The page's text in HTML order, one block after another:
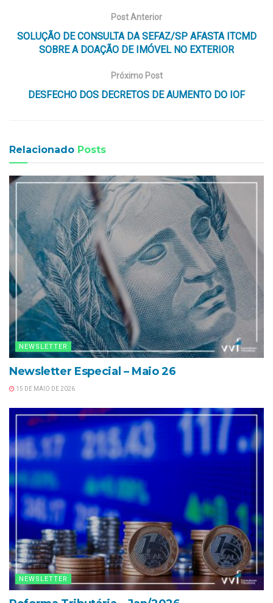
Post Anterior
SOLUÇÃO DE CONSULTA DA SEFAZ/SP AFASTA ITCMD
SOBRE A DOAÇÃO DE IMÓVEL NO EXTERIOR
Próximo Post
DESFECHO DOS DECRETOS DE AUMENTO DO IOF
Relacionado Posts
NEWSLETTER
Newsletter Especial – Maio 26
15 DE MAIO DE 2026
NEWSLETTER